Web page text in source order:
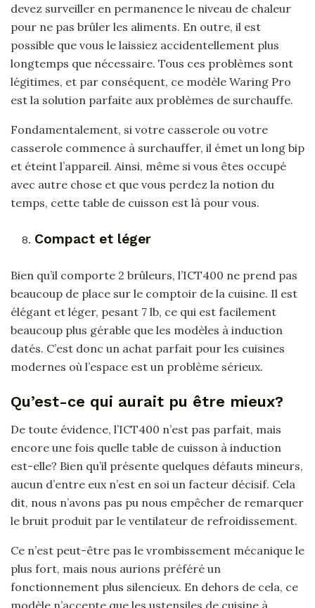
devez surveiller en permanence le niveau de chaleur
pour ne pas brûler les aliments. En outre, il est
possible que vous le laissiez accidentellement plus
longtemps que nécessaire. Tous ces problèmes sont
légitimes, et par conséquent, ce modèle Waring Pro
est la solution parfaite aux problèmes de surchauffe.
Fondamentalement, si votre casserole ou votre
casserole commence à surchauffer, il émet un long bip
et éteint l’appareil. Ainsi, même si vous êtes occupé
avec autre chose et que vous perdez la notion du
temps, cette table de cuisson est là pour vous.
Compact et léger
Bien qu’il comporte 2 brûleurs, l’ICT400 ne prend pas
beaucoup de place sur le comptoir de la cuisine. Il est
élégant et léger, pesant 7 lb, ce qui est facilement
beaucoup plus gérable que les modèles à induction
datés. C’est donc un achat parfait pour les cuisines
modernes où l’espace est un problème sérieux.
Qu’est-ce qui aurait pu être mieux?
De toute évidence, l’ICT400 n’est pas parfait, mais
encore une fois quelle table de cuisson à induction
est-elle? Bien qu’il présente quelques défauts mineurs,
aucun d’entre eux n’est en soi un facteur décisif. Cela
dit, nous n’avons pas pu nous empêcher de remarquer
le bruit produit par le ventilateur de refroidissement.
Ce n’est peut-être pas le vrombissement mécanique le
plus fort, mais nous aurions préféré un
fonctionnement plus silencieux. En dehors de cela, ce
modèle n’accepte que les ustensiles de cuisine à